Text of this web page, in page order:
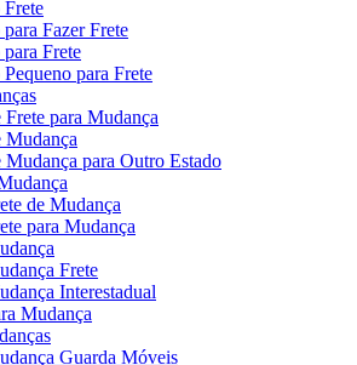
Fazer Frete
Frete
para Frete
Frete para Mudança
Mudança
Mudança para Outro Estado
de Mudança
para Mudança
Frete
Interestadual
Mudança
Guarda Móveis